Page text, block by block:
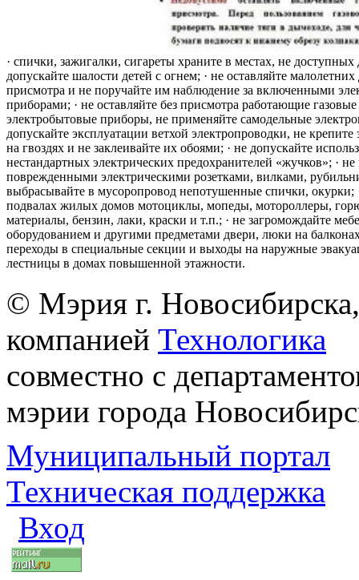
· спички, зажигалки, сигареты храните в местах, не доступных
допускайте шалости детей с огнем; · не оставляйте малолетних
присмотра и не поручайте им наблюдение за включенными
приборами; · не оставляйте без присмотра работающие
электробытовые приборы, не применяйте самодельные
допускайте эксплуатации ветхой электропроводки, не крепите
на гвоздях и не заклеивайте их обоями; · не допускайте
нестандартных электрических предохранителей «жучков»; · не
поврежденными электрическими розетками, вилками,
выбрасывайте в мусоропровод непотушенные спички, окурки;
подвалах жилых домов мотоциклы, мопеды, мотороллеры,
материалы, бензин, лаки, краски и т.п.; · не загромождайте
оборудованием и другими предметами двери, люки на
переходы в специальные секции и выходы на наружные
лестницы в домах повышенной этажности.
© Мэрия г.
компанией Технологика
совместно с
мэрии города
Муниципальный портал
Техническая поддержка
Вход